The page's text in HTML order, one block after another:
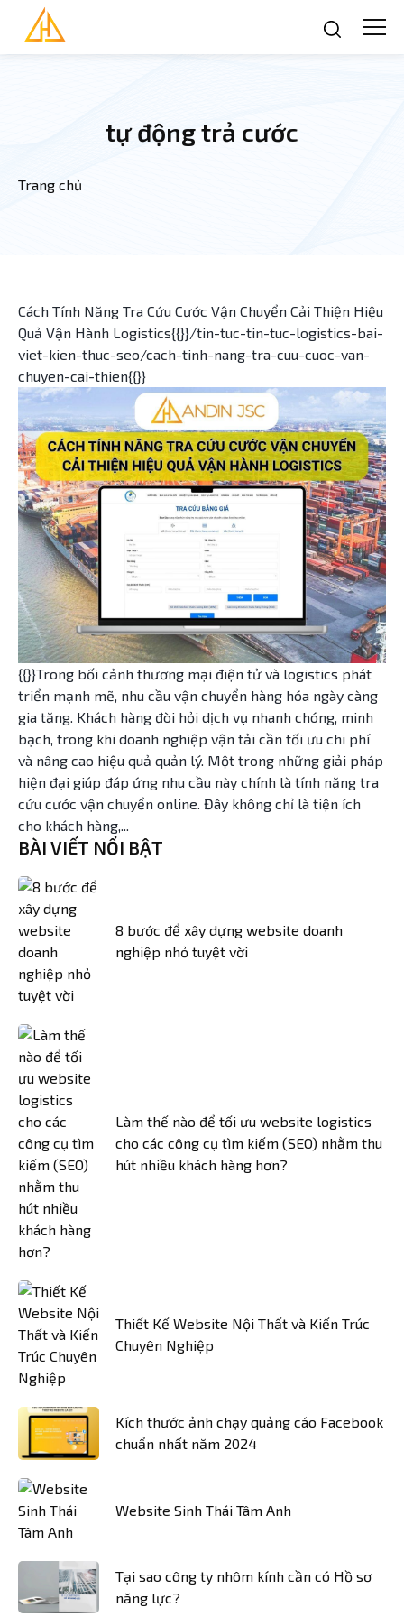
Nhảy đến nội dung
tự động trả cước
Bạn đang ở đây
Trang chủ
Cách Tính Năng Tra Cứu Cước Vận Chuyển Cải Thiện Hiệu
Quả Vận Hành Logistics{{}}/tin-tuc-tin-tuc-logistics-bai-
viet-kien-thuc-seo/cach-tinh-nang-tra-cuu-cuoc-van-
chuyen-cai-thien{{}}
{{}}Trong bối cảnh thương mại điện tử và logistics phát
triển mạnh mẽ, nhu cầu vận chuyển hàng hóa ngày càng
gia tăng. Khách hàng đòi hỏi dịch vụ nhanh chóng, minh
bạch, trong khi doanh nghiệp vận tải cần tối ưu chi phí
và nâng cao hiệu quả quản lý. Một trong những giải pháp
hiện đại giúp đáp ứng nhu cầu này chính là tính năng tra
cứu cước vận chuyển online. Đây không chỉ là tiện ích
cho khách hàng,...
BÀI VIẾT NỔI BẬT
8 bước để xây dựng website doanh
nghiệp nhỏ tuyệt vời
Làm thế nào để tối ưu website logistics
cho các công cụ tìm kiếm (SEO) nhằm thu
hút nhiều khách hàng hơn?
Thiết Kế Website Nội Thất và Kiến Trúc
Chuyên Nghiệp
Kích thước ảnh chạy quảng cáo Facebook
chuẩn nhất năm 2024
Website Sinh Thái Tâm Anh
Tại sao công ty nhôm kính cần có Hồ sơ
năng lực?